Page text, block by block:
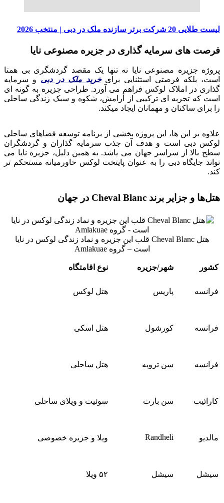
لیست طلایی 20 شرکت برتر سازنده ملک در دبی | منتخب 2026
فرصت‌ های سرمایه‌ گذاری در جزیره مصنوعی نایا
پروژه جزیره مصنوعی نایا نه تنها یک مقصد گردشگری بی‌ همتا
است، بلکه فرصتی استثنایی برایخرید ملک در دبی و سرمایه‌
گذاری در املاک لوکس فراهم می آورد. طراحی جزیره به گونه‌ ای
است که تجربه‌ ای ترکیبی از آرامش، شکوه و سبک زندگی ساحلی
را برای ساکنان و مهمانان ایجاد میکند.
علاوه بر این ها، این پروژه بخشی از برنامه توسعه فضاهای ساحلی
لوکس دبی است و هدف آن جذب سرمایه‌ گذاران و گردشگران
سطح بالا از سراسر جهان می‌ باشد. به همین دلیل، جزیره نایا می‌
تواند جایگاه دبی را به عنوان پایتخت لوکس خاورمیانه مستحکم‌ تر
کند.
هتل‌ها و جزایر برند Cheval Blanc در جهان
هتل Cheval Blanc قلب این جزیره و نماد زندگی لوکس در نایا
است – گروه Amlakuae
کشور شهر/جزیره نوع اقامتگاه
فرانسه پاریس هتل لوکس
فرانسه کورشول هتل اسکی
فرانسه سن تروپه هتل ساحلی
کارائیب سن بارث سوئیت و ویلای ساحلی
مالدیو Randheli ویلا و جزیره خصوصی
سیشل سیشل ۵۲ ویلا